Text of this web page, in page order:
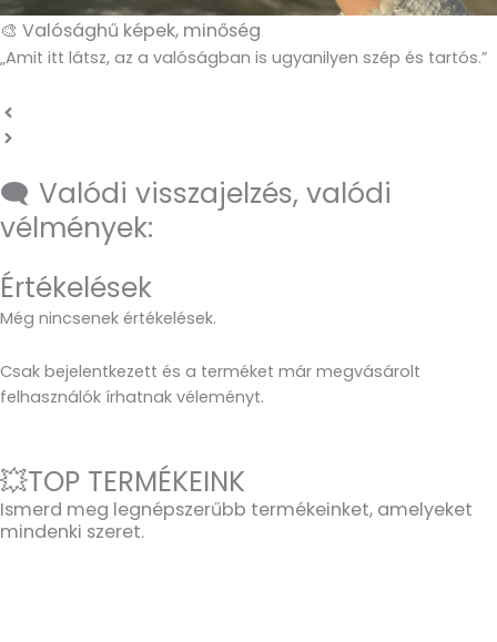
🎨 Valósághű képek, minőség
„Amit itt látsz, az a valóságban is ugyanilyen szép és tartós.”
🗨️ Valódi visszajelzés, valódi
vélmények:
Értékelések
Még nincsenek értékelések.
Csak bejelentkezett és a terméket már megvásárolt
felhasználók írhatnak véleményt.
💥TOP TERMÉKEINK
Ismerd meg legnépszerűbb termékeinket, amelyeket
mindenki szeret.